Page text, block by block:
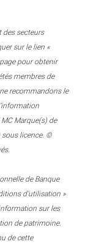
des secteurs
sur le lien «
pour obtenir
membres de
recommandons le
Marque(s) de
sous licence. ©
de Banque
d’utilisation »
sur les
de patrimoine.
de cette